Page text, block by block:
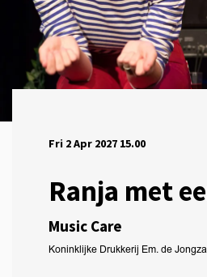
Ranja met
Music Care
Fri 2 Apr 2027 15.00
Koninklijke Drukkerij Em. de